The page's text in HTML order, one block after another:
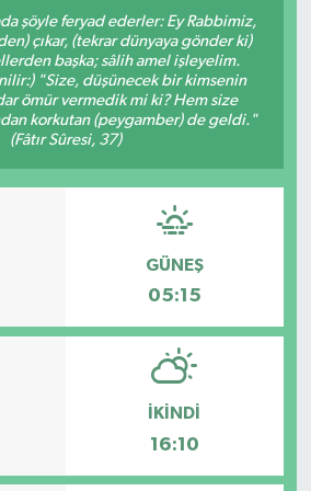
şöyle feryad ederler: Ey Rabbimiz,
çıkar, (tekrar dünyaya gönder ki)
başka; sâlih amel işleyelim.
"Size, düşünecek bir kimsenin
ömür vermedik mi ki? Hem size
korkutan (peygamber) de geldi."
(Fâtır Sûresi, 37)
GÜNEŞ
05:15
İKINDI
16:10